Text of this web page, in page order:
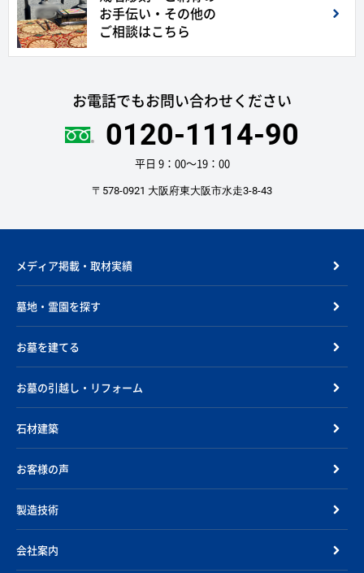
お手伝い・その他の
ご相談はこちら
お電話でもお問い合わせください
0120-1114-90
平日 9：00〜19：00
〒578-0921 大阪府東大阪市水走3-8-43
メディア掲載・取材実績
墓地・霊園を探す
お墓を建てる
お墓の引越し・リフォーム
石材建築
お客様の声
製造技術
会社案内